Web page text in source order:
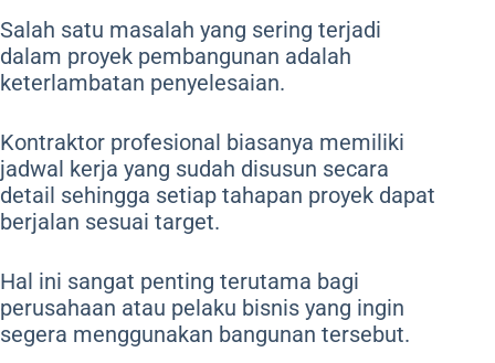
Salah satu masalah yang sering terjadi
dalam proyek pembangunan adalah
keterlambatan penyelesaian.
Kontraktor profesional biasanya memiliki
jadwal kerja yang sudah disusun secara
detail sehingga setiap tahapan proyek dapat
berjalan sesuai target.
Hal ini sangat penting terutama bagi
perusahaan atau pelaku bisnis yang ingin
segera menggunakan bangunan tersebut.